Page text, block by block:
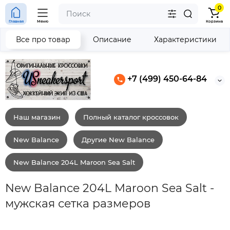
+7 (499) 450-64-84
Главная Меню
0
Корзина
Наш магазин Полный каталог кроссовок
New Balance Другие New Balance
New Balance 204L Maroon Sea Salt
New Balance 204L Maroon Sea Salt -
мужская сетка размеров
Все про товар Описание Характеристики